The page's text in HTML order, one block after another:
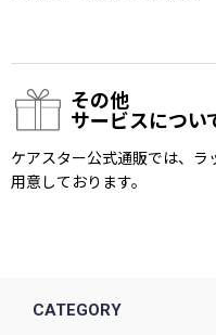
その他
サービスについ
ケアスター公式通販では、
用意しております。
CATEGORY